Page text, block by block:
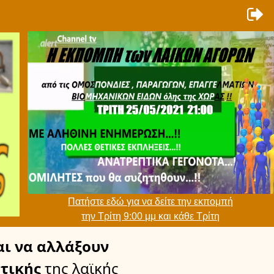
Πατήστε εδώ για να δείτε την εκπομπή
την Τρίτη 9:00 μμ και κάθε Τρίτη
να αλλάξουν
της λαϊκής